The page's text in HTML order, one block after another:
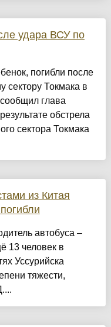
удара ВСУ по
погибли после
сектору Токмака в
глава
обстрела
сектора Токмака
из Китая
автобуса –
13 человек в
Уссурийска
тяжести,